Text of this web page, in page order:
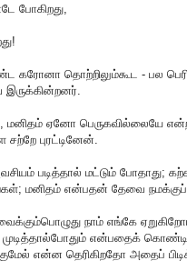
போகிறது,
கரோனா தொற்றிலும்கூட - பல
மனிதம் ஏனோ பெருகவில்லையே
புரட்டினேன்.
படித்தால் மட்டும் போதாது;
மனிதம் என்பதன் தேவை நமக்குப்
நாம் எங்கே
என்பதைக்
என்ன தெரிகிறதோ அதைப்